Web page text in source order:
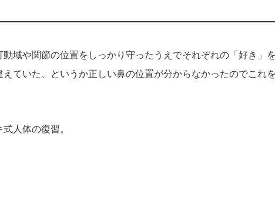
域や関節の位置をしっかり守ったうえでそれぞれの「好き」
ていた、というか正しい鼻の位置が分からなかったのでこれ
人体の復習。